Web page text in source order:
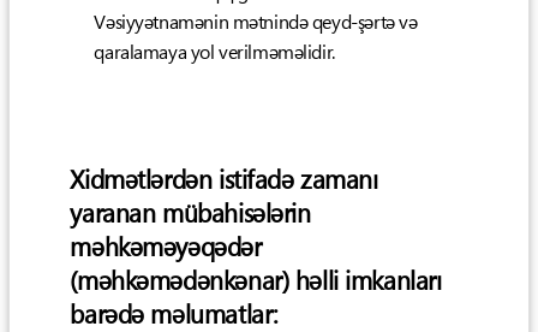
Vəsiyyətnamənin mətnində qeyd-şərtə və
qaralamaya yol verilməməlidir.
Xidmətlərdən istifadə zamanı
yaranan mübahisələrin
məhkəməyəqədər
(məhkəmədənkənar) həlli imkanları
barədə məlumatlar: